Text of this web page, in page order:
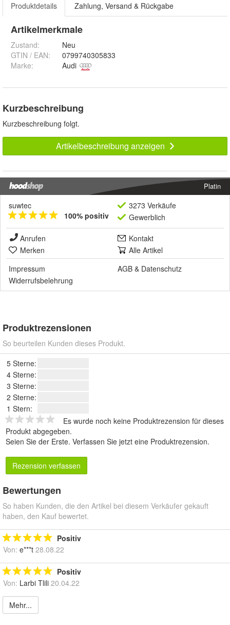
Produktdetails Zahlung, Versand & Rückgabe
Artikelmerkmale
Zustand:
Neu
GTIN / EAN:
0799740305833
Marke:
Audi
Kurzbeschreibung
Kurzbeschreibung folgt.
Artikelbeschreibung anzeigen
Platin
suwtec
100% positiv
3273 Verkäufe
Gewerblich
Anrufen
Kontakt
Merken
Alle Artikel
Impressum
AGB & Datenschutz
Widerrufsbelehrung
Produktrezensionen
So beurteilen Kunden dieses Produkt.
5 Sterne:
4 Sterne:
3 Sterne:
2 Sterne:
1 Stern:
Es wurde noch keine Produktrezension für dieses
Produkt abgegeben.
Seien Sie der Erste. Verfassen Sie jetzt eine Produktrezension.
Rezension verfassen
Bewertungen
So haben Kunden, die den Artikel bei diesem Verkäufer gekauft
haben, den Kauf bewertet.
Positiv
Von: e***t 28.08.22
Positiv
Von: Larbi Tlili 20.04.22
Mehr...